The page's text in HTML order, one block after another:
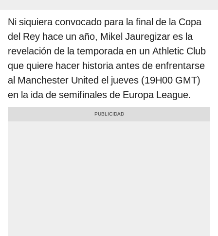
Ni siquiera convocado para la final de la Copa
del Rey hace un año, Mikel Jauregizar es la
revelación de la temporada en un Athletic Club
que quiere hacer historia antes de enfrentarse
al Manchester United el jueves (19H00 GMT)
en la ida de semifinales de Europa League.